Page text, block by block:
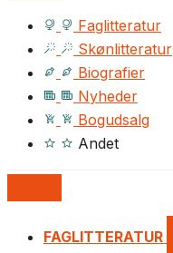
Faglitteratur
Skønlitteratur
Biografier
Nyheder
Bogudsalg
Andet
FAGLITTERATUR